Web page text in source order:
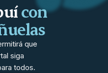
con
que
siga
todos.